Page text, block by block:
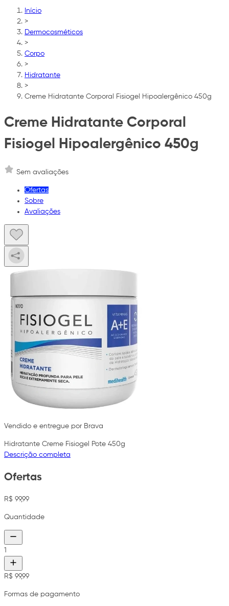
Início
>
Dermocosméticos
>
Corpo
>
Hidratante
>
Creme Hidratante Corporal Fisiogel Hipoalergênico 450g
Creme Hidratante Corporal
Fisiogel Hipoalergênico 450g
Sem avaliações
Ofertas
Sobre
Avaliações
Vendido e entregue por Brava
Hidratante Creme Fisiogel Pote 450g
Descrição completa
Ofertas
R$ 99,99
Quantidade
1
R$ 99,99
Formas de pagamento